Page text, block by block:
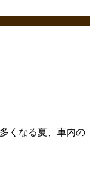
くなる夏、車内の